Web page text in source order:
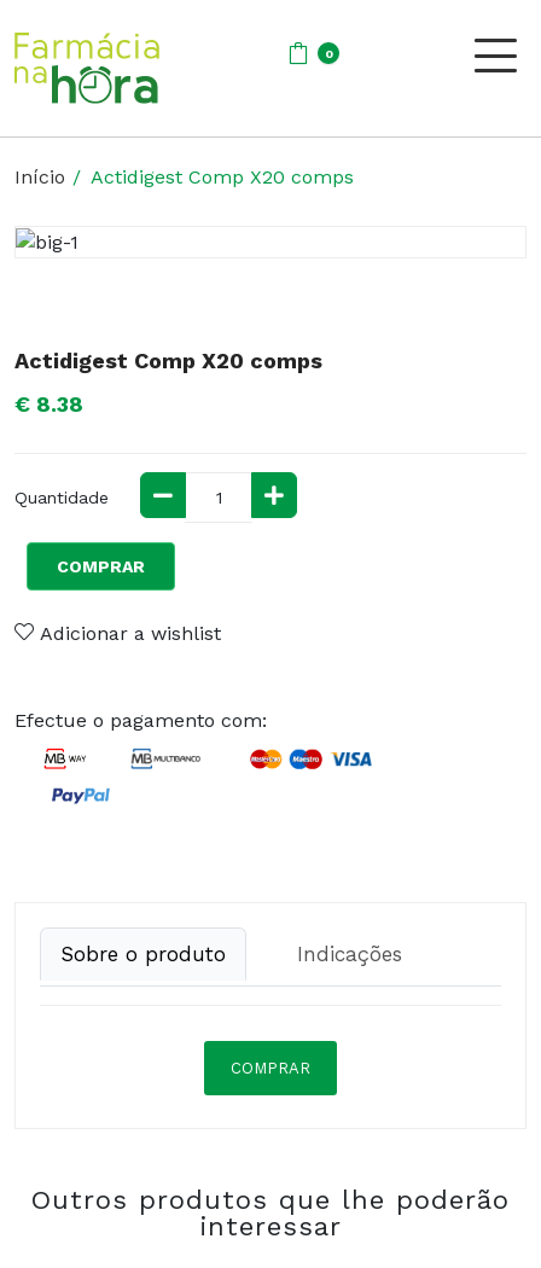
0
Início Actidigest Comp X20 comps
Actidigest Comp X20 comps
€ 8.38
Quantidade
COMPRAR
Adicionar a wishlist
Efectue o pagamento com:
Sobre o produto Indicações
COMPRAR
COMPRAR
Outros produtos que lhe poderão
interessar